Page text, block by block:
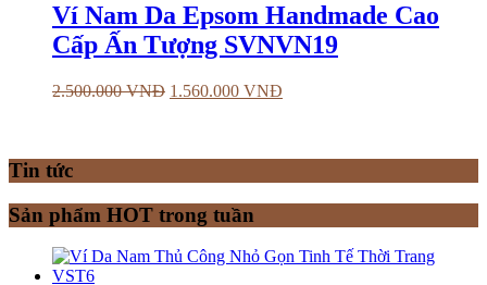
Ví Nam Da Epsom Handmade Cao
Cấp Ấn Tượng SVNVN19
2.500.000VNĐ 1.560.000 VNĐ
Tin tức
Sản phẩm HOT trong tuần